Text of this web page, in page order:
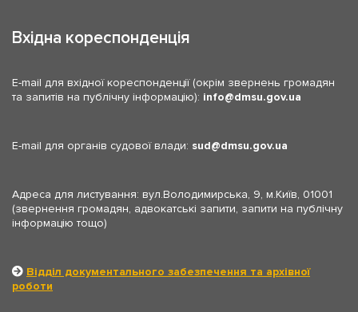
Вхідна кореспонденція
E-mail для вхідної кореспонденції (окрім звернень громадян
та запитів на публічну інформацію): info dmsu.gov.ua
E-mail для органів судової влади: sud dmsu.gov.ua
Адреса для листування: вул.Володимирська, 9, м.Київ, 01001
(звернення громадян, адвокатські запити, запити на публічну
інформацію тощо)
Відділ документального забезпечення та архівної
роботи